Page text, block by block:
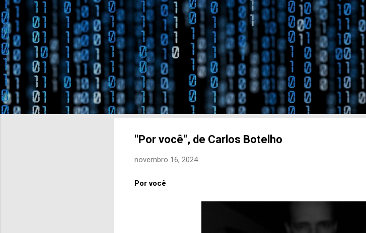
"Por você", de Carlos Botelho
novembro 16, 2024
Por você